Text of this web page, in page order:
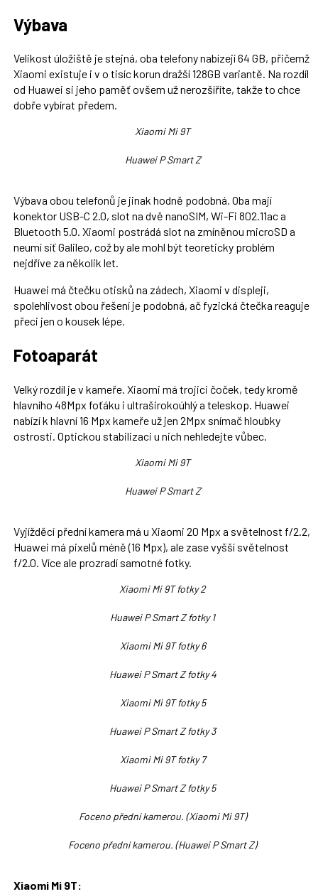
Výbava
Velikost úložiště je stejná, oba telefony nabízejí 64 GB, přičemž
Xiaomi existuje i v o tisíc korun dražší 128GB variantě. Na rozdíl
od Huawei si jeho paměť ovšem už nerozšíříte, takže to chce
dobře vybírat předem.
Xiaomi Mi 9T
Huawei P Smart Z
Výbava obou telefonů je jinak hodně podobná. Oba mají
konektor USB-C 2.0, slot na dvě nanoSIM, Wi-Fi 802.11ac a
Bluetooth 5.0. Xiaomi postrádá slot na zmíněnou microSD a
neumí síť Galileo, což by ale mohl být teoreticky problém
nejdříve za několik let.
Huawei má čtečku otisků na zádech, Xiaomi v displeji,
spolehlivost obou řešení je podobná, ač fyzická čtečka reaguje
přeci jen o kousek lépe.
Fotoaparát
Velký rozdíl je v kameře. Xiaomi má trojici čoček, tedy kromě
hlavního 48Mpx foťáku i ultraširokoúhlý a teleskop. Huawei
nabízí k hlavní 16 Mpx kameře už jen 2Mpx snímač hloubky
ostrosti. Optickou stabilizaci u nich nehledejte vůbec.
Xiaomi Mi 9T
Huawei P Smart Z
Vyjížděcí přední kamera má u Xiaomi 20 Mpx a světelnost f/2.2,
Huawei má pixelů méně (16 Mpx), ale zase vyšší světelnost
f/2.0. Více ale prozradí samotné fotky.
Xiaomi Mi 9T fotky 2
Huawei P Smart Z fotky 1
Xiaomi Mi 9T fotky 6
Huawei P Smart Z fotky 4
Xiaomi Mi 9T fotky 5
Huawei P Smart Z fotky 3
Xiaomi Mi 9T fotky 7
Huawei P Smart Z fotky 5
Foceno přední kamerou. (Xiaomi Mi 9T)
Foceno přední kamerou. (Huawei P Smart Z)
Xiaomi Mi 9T: